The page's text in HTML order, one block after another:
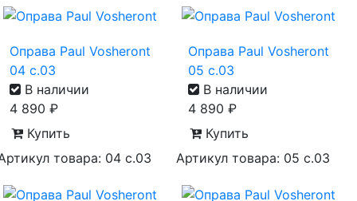
Оправа Paul Vosheront
04 с.03
В наличии
4 890 ₽
Купить
товара: 04 с.03
Оправа Paul Vosheront
05 с.03
В наличии
4 890 ₽
Купить
Артикул товара: 05 с.03